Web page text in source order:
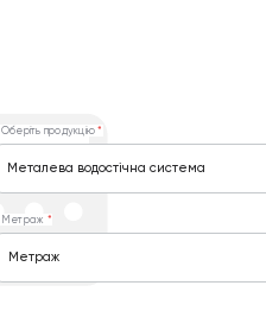
Оберіть продукцію
Металева водостічна система
Метраж